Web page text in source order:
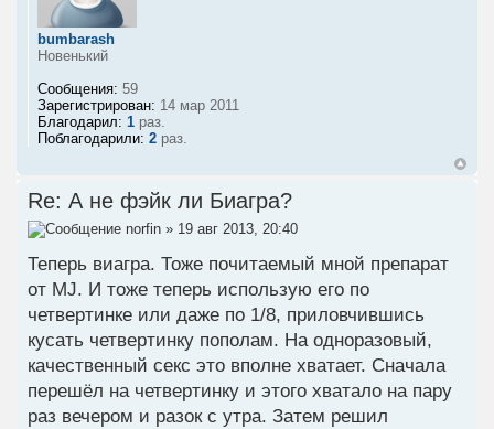
bumbarash
Новенький
Сообщения: 59
Зарегистрирован: 14 мар 2011
Благодарил: 1 раз.
Поблагодарили: 2 раз.
Re: А не фэйк ли Биагра?
norfin » 19 авг 2013, 20:40
Теперь виагра. Тоже почитаемый мной препарат
от MJ. И тоже теперь использую его по
четвертинке или даже по 1/8, приловчившись
кусать четвертинку пополам. На одноразовый,
качественный секс это вполне хватает. Сначала
перешёл на четвертинку и этого хватало на пару
раз вечером и разок с утра. Затем решил